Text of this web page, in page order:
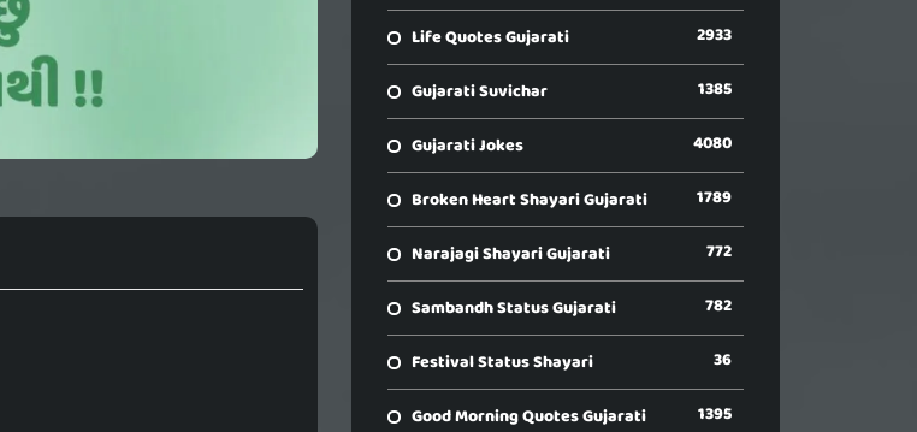
Life Quotes Gujarati 2933
Gujarati Suvichar 1385
Gujarati Jokes 4080
Broken Heart Shayari Gujarati 1789
Narajagi Shayari Gujarati 772
Sambandh Status Gujarati 782
Festival Status Shayari 36
Good Morning Quotes Gujarati 1395